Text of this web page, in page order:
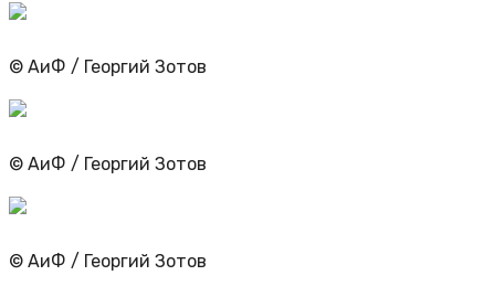
© АиФ / Георгий Зотов
© АиФ / Георгий Зотов
© АиФ / Георгий Зотов